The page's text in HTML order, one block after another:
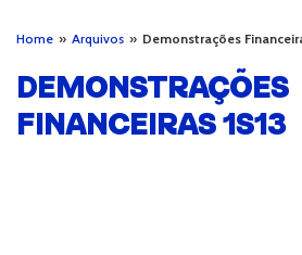
Home » Arquivos » Demonstrações
DEMONSTRAÇÕES
FINANCEIRAS 1S13